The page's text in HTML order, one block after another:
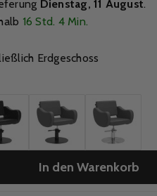
Dienstag, 11 August.
16 Std. 4 Min.
Erdgeschoss
In den Warenkorb